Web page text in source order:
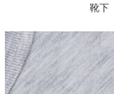
靴下